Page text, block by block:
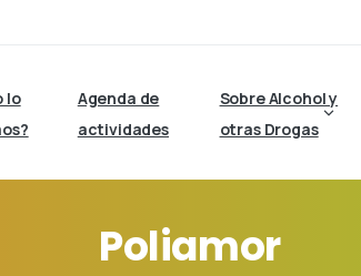
lo
Agenda de
actividades
Sobre Alcohol y
otras Drogas
Poliamor